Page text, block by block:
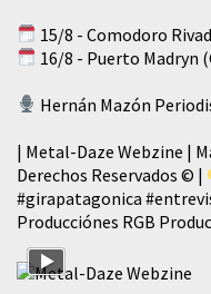
15/8 - Comodoro
16/8 - Puerto Madryn
Hernán Mazón
| Metal-Daze Webzine |
Derechos Reservados © |
#girapatagonica
Producciónes RGB